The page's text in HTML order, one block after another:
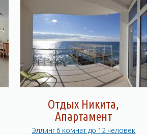
Отдых Никита,
Апартамент
Эллинг 6 комнат до 12 человек